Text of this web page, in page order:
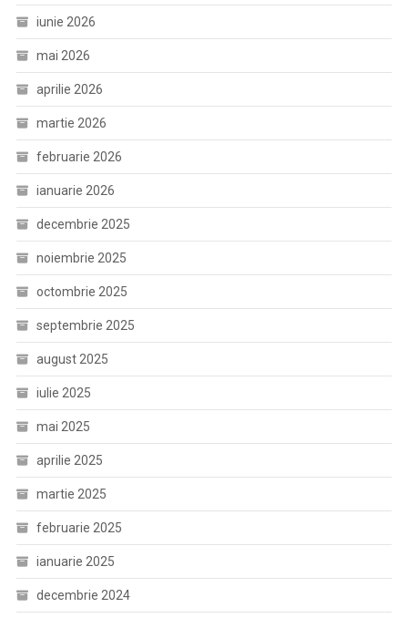
iunie 2026
mai 2026
aprilie 2026
martie 2026
februarie 2026
ianuarie 2026
decembrie 2025
noiembrie 2025
octombrie 2025
septembrie 2025
august 2025
iulie 2025
mai 2025
aprilie 2025
martie 2025
februarie 2025
ianuarie 2025
decembrie 2024